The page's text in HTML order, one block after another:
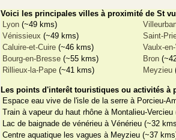
Voici les principales villes à proximité de St
Lyon (~49 kms)
Vénissieux (~49 kms) Saint-
Caluire-et-Cuire (~46 kms) Vaulx-
Bourg-en-Bresse (~55 kms) Bron
Rillieux-la-Pape (~41 kms) Meyzieu
Les points d'interêt touristiques ou activités à
Espace eau vive de l'isle de la serre à Porcieu-
Train à vapeur du haut rhône à Montalieu-
Lac de baignade de vénérieu à Vénérieu (~32
Centre aquatique les vagues à Meyzieu (~37